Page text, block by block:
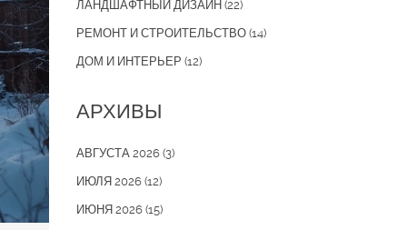
ЛАНДШАФТНЫЙ ДИЗАЙН (22)
РЕМОНТ И СТРОИТЕЛЬСТВО (14)
ДОМ И ИНТЕРЬЕР (12)
АРХИВЫ
АВГУСТА 2026 (3)
ИЮЛЯ 2026 (12)
ИЮНЯ 2026 (15)